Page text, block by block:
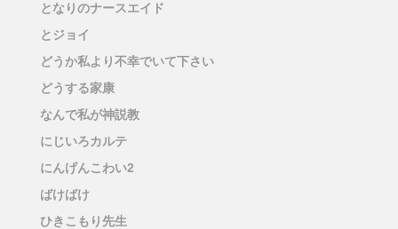
となりのナースエイド
とジョイ
どうか私より不幸でいて下さい
どうする家康
なんで私が神説教
にじいろカルテ
にんげんこわい2
ばけばけ
ひきこもり先生